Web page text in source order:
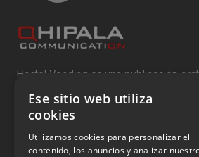
Hostel Vending es una publicación
bimensual y que está orientada,
exclusivamente, a los profesionales y
del “Vending”; nombre con el que se
genéricamente entre profesionales a
productos y servicios a través de
Ese sitio web utiliza
cookies
Utilizamos cookies para personalizar el
contenido, los anuncios y analizar